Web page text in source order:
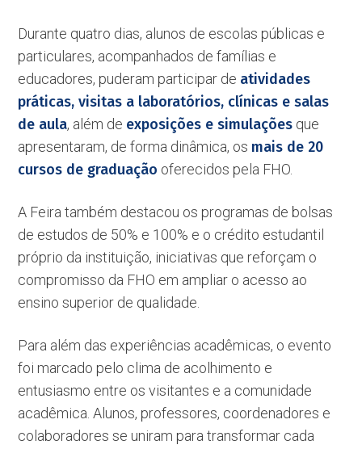
Durante quatro dias, alunos de escolas públicas e
particulares, acompanhados de famílias e
educadores, puderam participar de atividades
práticas, visitas a laboratórios, clínicas e salas
de aula, além de exposições e simulações que
apresentaram, de forma dinâmica, os mais de 20
cursos de graduação oferecidos pela FHO.
A Feira também destacou os programas de bolsas
de estudos de 50% e 100% e o crédito estudantil
próprio da instituição, iniciativas que reforçam o
compromisso da FHO em ampliar o acesso ao
ensino superior de qualidade.
Para além das experiências acadêmicas, o evento
foi marcado pelo clima de acolhimento e
entusiasmo entre os visitantes e a comunidade
acadêmica. Alunos, professores, coordenadores e
colaboradores se uniram para transformar cada